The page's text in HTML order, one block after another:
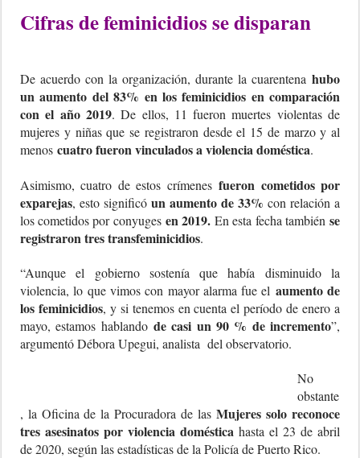
Cifras de feminicidios se disparan
De acuerdo con la organización, durante la cuarentena hubo
un aumento del 83% en los feminicidios en comparación
con el año 2019. De ellos, 11 fueron muertes violentas de
mujeres y niñas que se registraron desde el 15 de marzo y al
menos cuatro fueron vinculados a violencia doméstica.
Asimismo, cuatro de estos crímenesfueron cometidos por
exparejas, esto significóun aumento de 33% con relación a
los cometidos por conyuges en 2019. En esta fecha tambiénse
registraron tres transfeminicidios.
“Aunque el gobierno sostenía que había disminuido la
violencia, lo que vimos con mayor alarma fue el aumento de
los feminicidios, y si tenemos en cuenta el período de enero a
mayo, estamos hablando de casi un 90 % de incremento”,
argumentó Débora Upegui, analista del observatorio.
No
obstante
, la Oficina de la Procuradora de lasMujeres solo reconoce
tres asesinatos por violencia domésticahasta el 23 de abril
de 2020, según las estadísticas de la Policía de Puerto Rico.